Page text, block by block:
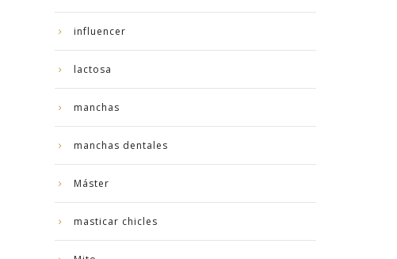
influencer
lactosa
manchas
manchas dentales
Máster
masticar chicles